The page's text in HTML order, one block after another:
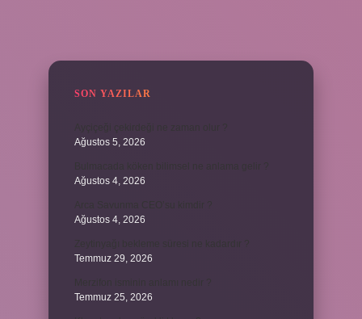
SON YAZILAR
Ağustos 5, 2026
Ağustos 4, 2026
Ağustos 4, 2026
Temmuz 29, 2026
Temmuz 25, 2026